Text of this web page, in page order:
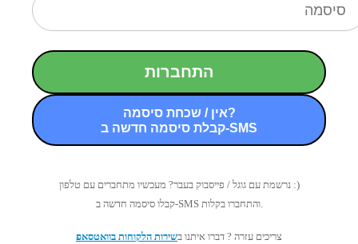
התחברות
אין / שכחת סיסמה?
קבלת סיסמה חדשה ב-SMS
נרשמת עם גוגל / פייסבוק בעבר? מעכשיו מתחברים עם טלפון :)
קבלו סיסמה חדשה ב-SMS והתחברו בקלות.
צריכים עזרה ? דברו איתנו בשירות הלקוחות בוואטסאפ